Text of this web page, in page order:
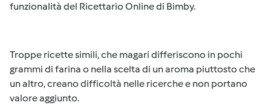
funzionalità del Ricettario Online di Bimby.
Troppe ricette simili, che magari differiscono in pochi
grammi di farina o nella scelta di un aroma piuttosto che
un altro, creano difficoltà nelle ricerche e non portano
valore aggiunto.